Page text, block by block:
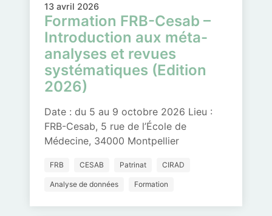
13 avril 2026
Formation FRB-Cesab –
Introduction aux méta-
analyses et revues
systématiques (Edition
2026)
Date : du 5 au 9 octobre 2026 Lieu :
FRB-Cesab, 5 rue de l’École de
Médecine, 34000 Montpellier
FRB CESAB Patrinat CIRAD
Analyse de données Formation